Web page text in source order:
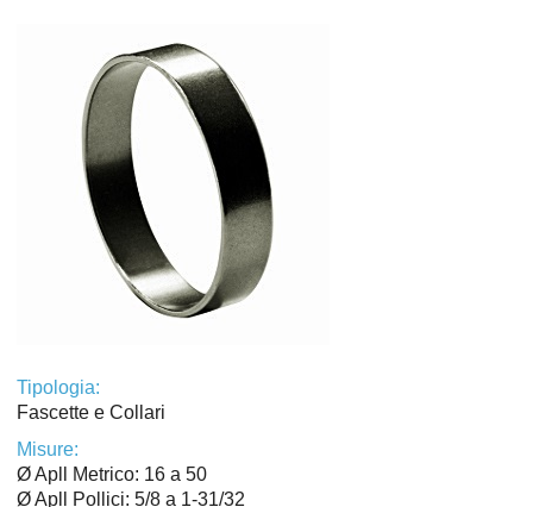
Tipologia:
Fascette e Collari
Misure:
Ø Apll Metrico: 16 a 50
Ø Apll Pollici: 5/8 a 1-31/32